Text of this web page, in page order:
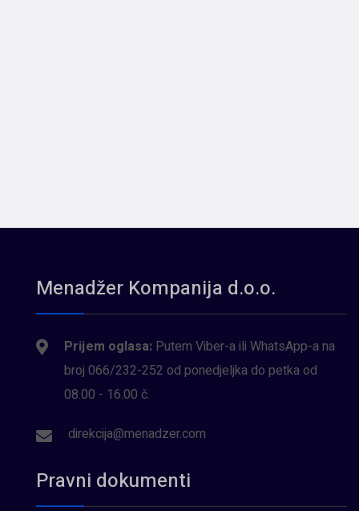
Menadžer Kompanija d.o.o.
Prijem oglasa: Putem Viber-a ili WhatsApp-a na
broj 066/232-252 od ponedjeljka do petka od
08.00 - 16.00 č.
direkcija@menadzer.com
Pravni dokumenti